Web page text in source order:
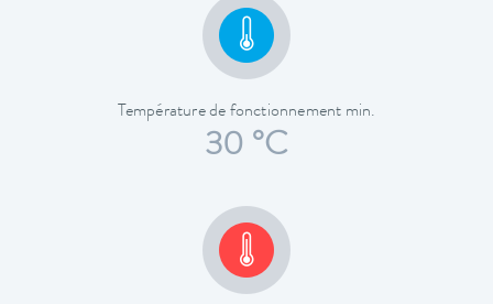
Température de fonctionnement min.
30 °C